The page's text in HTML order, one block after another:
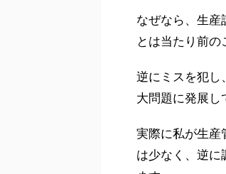
なぜなら、生産
とは当たり前の
逆にミスを犯し
大問題に発展し
実際に私が生産
は少なく、逆に